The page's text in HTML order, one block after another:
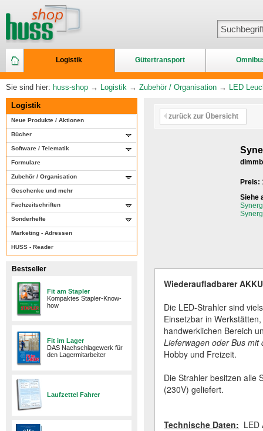
Logistik Gütertransport
Sie sind hier: huss-shop → Logistik → Zubehör / Organisation → LED
Logistik
Neue Produkte / Aktionen
Bücher
Software / Telematik
Formulare
Zubehör / Organisation
Geschenke und mehr
Fachzeitschriften
Sonderhefte
Marketing - Adressen
HUSS - Reader
Bestseller
Fit am Stapler
Kompaktes Stapler-Know-
how
Fit im Lager
DAS Nachschlagewerk für
den Lagermitarbeiter
Laufzettel Fahrer
zurück zur Übersicht
Siehe
Wiederaufladbarer
Die LED-Strahler sind
Einsetzbar in
handwerklichen Bereich
Lieferwagen oder Bus mit
Hobby und Freizeit.
Die Strahler besitzen alle
(230V) geliefert.
Technische Daten: LED